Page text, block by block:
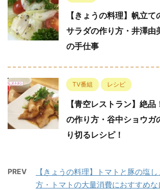
【きょうの料理】帆立て
サラダの作り方・井澤由
の手仕事
TV番組 レシピ
【青空レストラン】絶
の作り方・谷中ショウガ
り切るレシピ！
PREV
【きょうの料理】トマトと豚の塩
方・トマトの大量消費におすすめな